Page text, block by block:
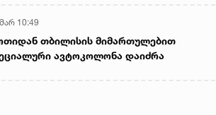
10:49
თბილისის მიმართულებით
ავტოკოლონა დაიძრა